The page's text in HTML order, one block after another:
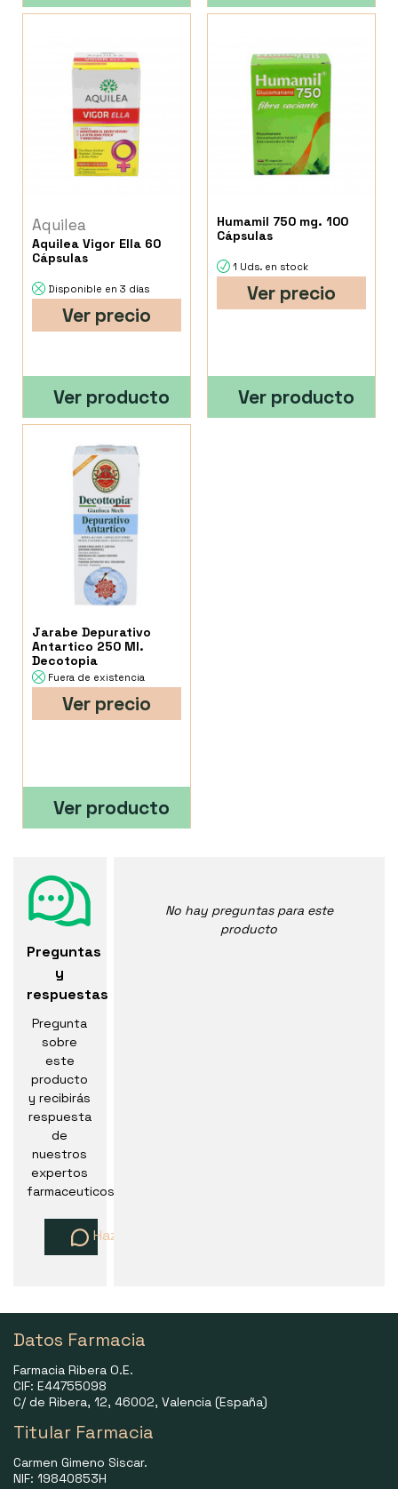
Aquilea
Aquilea Vigor Ella 60
Cápsulas
Disponible en 3 días
Ver precio
Ver producto
Humamil 750 mg. 100
Cápsulas
1 Uds. en stock
Ver precio
Ver producto
Jarabe Depurativo
Antartico 250 Ml.
Decotopia
Fuera de existencia
Ver precio
Ver producto
Preguntas
y
respuestas
Pregunta
sobre
este
producto
y recibirás
respuesta
de
nuestros
expertos
farmaceuticos
Haz una pregunta
No hay preguntas para este
producto
Datos Farmacia
Farmacia Ribera O.E.
CIF: E44755098
C/ de Ribera, 12, 46002, Valencia (España)
Titular Farmacia
Carmen Gimeno Siscar.
NIF: 19840853H